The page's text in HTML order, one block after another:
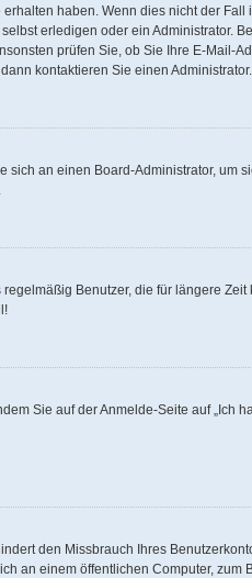
haben. Wenn dies nicht der Fall
erledigen oder ein Administrator.
prüfen Sie, ob Sie Ihre E-Mail-
kontaktieren Sie einen Administrator.
sich an einen Board-Administrator, um
Benutzer, die für längere Zeit
Sie auf der Anmelde-Seite auf „Ich
den Missbrauch Ihres
an einem öffentlichen Computer, zum